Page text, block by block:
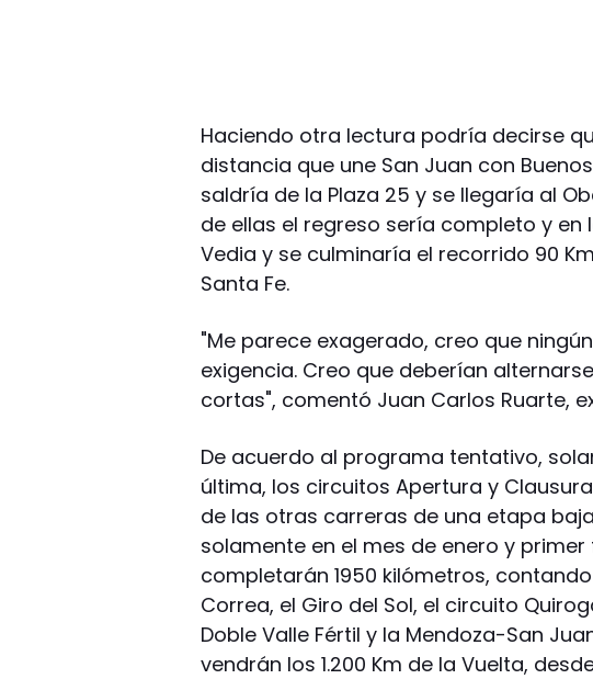
Haciendo otra lectura podría decirse
distancia que une San Juan con
saldría de la Plaza 25 y se llegaría al
de ellas el regreso sería completo y
Vedia y se culminaría el recorrido 90
Santa Fe.
"Me parece exagerado, creo que
exigencia. Creo que deberían
cortas", comentó Juan Carlos Ruarte,
De acuerdo al programa tentativo,
última, los circuitos Apertura y
de las otras carreras de una etapa
solamente en el mes de enero y
completarán 1950 kilómetros,
Correa, el Giro del Sol, el circuito
Doble Valle Fértil y la Mendoza-San
vendrán los 1.200 Km de la Vuelta,